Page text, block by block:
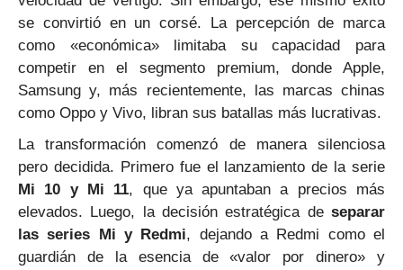
se convirtió en un corsé. La percepción de marca
como «económica» limitaba su capacidad para
competir en el segmento premium, donde Apple,
Samsung y, más recientemente, las marcas chinas
como Oppo y Vivo, libran sus batallas más lucrativas.
La transformación comenzó de manera silenciosa
pero decidida. Primero fue el lanzamiento de la serie
Mi 10 y Mi 11, que ya apuntaban a precios más
elevados. Luego, la decisión estratégica de separar
las series Mi y Redmi, dejando a Redmi como el
guardián de la esencia de «valor por dinero» y